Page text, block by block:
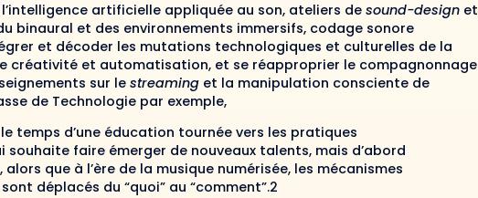
l’intelligence artificielle appliquée au son, ateliers de sound-design et
binaural et des environnements immersifs, codage sonore
et décoder les mutations technologiques et culturelles de la
créativité et automatisation, et se réapproprier le compagnonnage
sur le streaming et la manipulation consciente de
de Technologie par exemple,
temps d’une éducation tournée vers les pratiques
souhaite faire émerger de nouveaux talents, mais d’abord
que à l’ère de la musique numérisée, les mécanismes
déplacés du “quoi” au “comment”.2